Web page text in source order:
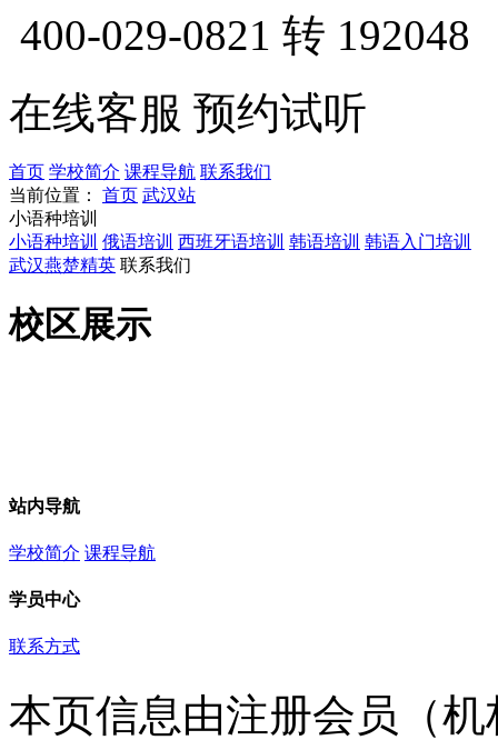
400-029-0821 转 192048
在线客服 预约试听
首页 学校简介 课程导航 联系我们
当前位置：
首页 武汉站
小语种培训
小语种培训 俄语培训 西班牙语培训 韩语培训 韩语入门培训
武汉燕楚精英 联系我们
校区展示
站内导航
学校简介 课程导航
学员中心
联系方式
本页信息由注册会员（